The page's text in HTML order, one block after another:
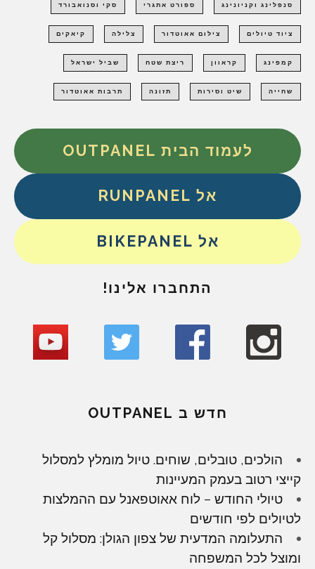
סנפלינג וקניונינג ספורט אתגרי סקי וסנואבורד
ציוד טיולים צילום אאוטדור צלילה קיאקים
קמפינג קראוון ריצת שטח שביל ישראל
שחייה שיט וסירות תזונה תרבות אאוטדור
לעמוד הבית OUTPANEL
אל RUNPANEL
אל BIKEPANEL
התחברו אלינו!
חדש ב OUTPANEL
הולכים, טובלים, שוחים. טיול מומלץ למסלול
קייצי רטוב בעמק המעיינות
טיולי החודש – לוח אאוטפאנל עם ההמלצות
לטיולים לפי חודשים
התעלומה המדעית של צפון הגולן: מסלול קל
ומוצל לכל המשפחה